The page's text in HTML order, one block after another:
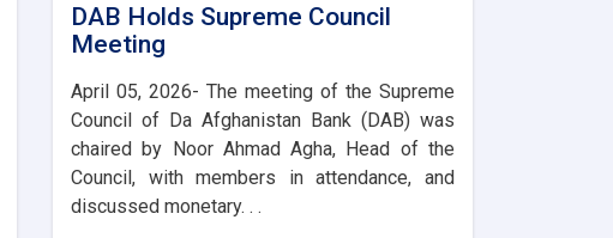
DAB Holds Supreme Council
Meeting
April 05, 2026- The meeting of the Supreme
Council of Da Afghanistan Bank (DAB) was
chaired by Noor Ahmad Agha, Head of the
Council, with members in attendance, and
discussed monetary. . .